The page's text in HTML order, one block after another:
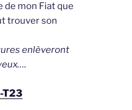
de mon Fiat que
trouver son
enlèveront
T23